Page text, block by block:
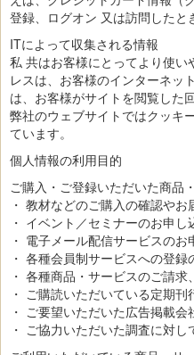
登録、ログオン 又は訪問したと
ITによって収集される情報
私 共はお客様にとってより使
レスは、お客様のインターネッ
は、お客様がサイトを閲覧した
弊社のウェブサイトではクッキ
ています。
個人情報の利用目的
ご購入・ご登録いただいた商品
・ 教材などのご購入の確認やお
・ イベント／セミナーのお申
・ 電子メール配信サービスの
・ 各種会員制サービスへの登
・ 各種商品・サービスのご請
・ ご購読いただいている定期
・ ご要望いただいた広告掲載
・ ご協力いただいた調査に対